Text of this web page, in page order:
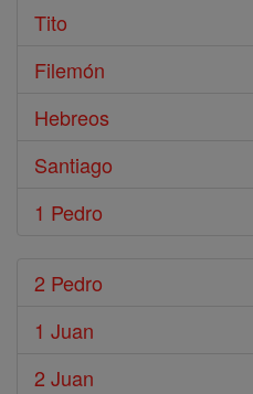
Tito
Filemón
Hebreos
Santiago
1 Pedro
2 Pedro
1 Juan
2 Juan